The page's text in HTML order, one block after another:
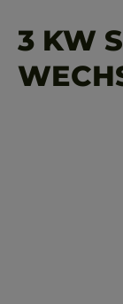
3 KW